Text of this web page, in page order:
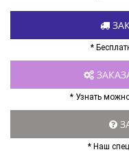
*
* Узнать
* Наш